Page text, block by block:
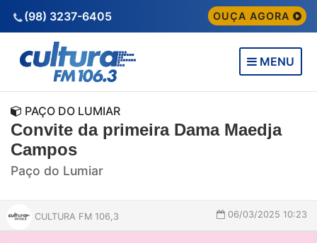
(98) 3237-6405 OUÇA AGORA
MENU
PAÇO DO LUMIAR
Convite da primeira Dama Maedja
Campos
Paço do Lumiar
CULTURA FM 106,3 06/03/2025 10:23